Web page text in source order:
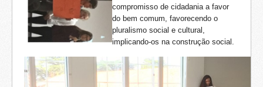
compromisso de cidadania a favor
do bem comum, favorecendo o
pluralismo social e cultural,
implicando-os na construção social.